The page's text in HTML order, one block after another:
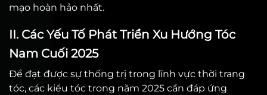
mạo hoàn hảo nhất.
II. Các Yếu Tố Phát Triển Xu Hướng Tóc
Nam Cuối 2025
Để đạt được sự thống trị trong lĩnh vực thời trang
tóc, các kiểu tóc trong năm 2025 cần đáp ứng